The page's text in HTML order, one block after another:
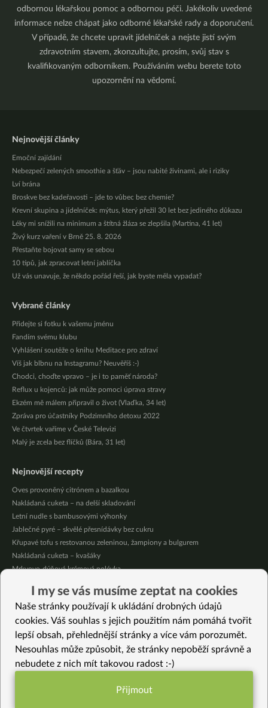
odbornou lékařskou pomoc a odbornou péči. Jakékoliv uvedené
informace nelze chápat jako odborné lékařské rady a doporučení.
V případě, že chcete upravit jídelníček a nejste jistí svým
zdravotním stavem, zkonzultujte, prosím, svůj stav s
kvalifikovaným odborníkem. Používáním webu berete toto
upozornění na vědomí.
Nejnovější články
Emoční zajídání
Nebezpečí zelených smoothie a šťáv – jsou nabité živinami, ale i riziky
Lví brána
Broskve bez kadeřavosti – jde to vůbec bez chemie?
Krevní skupina a jídelníček: mýtus, který přežil 30 let bez jediného důkazu
Léky mi snížili na minimum a štítná žláza se zlepšila (Martina, 41 let)
Živý kurz vaření v Brně 25. 8. 2026
Přestaňte bojovat samy se sebou
10 tipů, jak zpracovat letní jablíčka
Už vás unavuje, že někdo pořád řeší, jak byste měla vypadat?
Vybrané články
Přidejte si fotku k vašemu jménu
Fandím svému klubu
Vyhlášení soutěže o knihu Meditace pro zdraví
Víš jak blbnu na Instagramu? Neuvěříš :-)
Chodci, choďte vpravo – je i to paměť národa?
Reflux u kojenců: jak může pomoci úprava stravy
Ekzém mě málem připravil o život (Vlaďka, 34 let)
Zpráva pro účastníky Podzimního detoxu 2022
Ve čtvrtek vaříme v České Televizi
Malý je zcela bez flíčků (Bára, 31 let)
Nejnovější recepty
Oves provoněný citrónem a bazalkou
Nakládaná cuketa – na delší skladování
Letní nudle s bambusovými výhonky
Jablečné pyré – skvělé přesnídávky bez cukru
Křupavé tofu s restovanou zeleninou, žampiony a bulgurem
Nakládaná cuketa – kvašáky
Mrkvovo-dýňová krémová polévka
Osvěžující čaj s citronovými bylinkami
Nepečený jablečný dort s rybízem
Vybrané recepty
Kořeněné kokosové chipsy
I my se vás musíme zeptat na cookies
Naše stránky používají k ukládání drobných údajů
cookies. Váš souhlas s jejich použitím nám pomáhá tvořit
lepší obsah, přehlednější stránky a více vám porozumět.
Nesouhlas může způsobit, že stránky nepoběží správně a
nebudete z nich mít takovou radost :-)
Funkční nastavení potřebujeme (vždy
Přijmout